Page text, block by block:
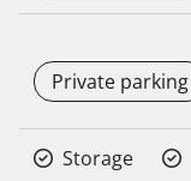
Private parking
Storage